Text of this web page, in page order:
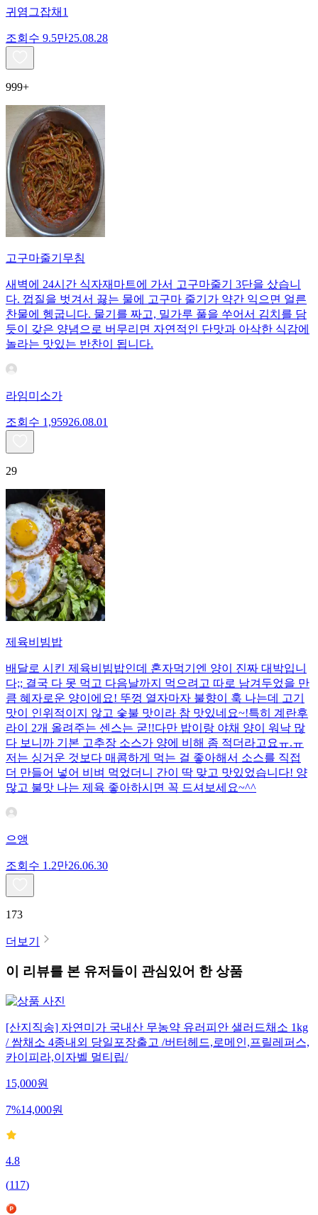
귀염그잡채1
조회수 9.5만25.08.28
999+
고구마줄기무침
새벽에 24시간 식자재마트에 가서 고구마줄기 3단을 샀습니
다. 껍질을 벗겨서 끓는 물에 고구마 줄기가 약간 익으면 얼른
찬물에 헹굽니다. 물기를 짜고, 밀가루 풀을 쑤어서 김치를 담
듯이 갖은 양념으로 버무리면 자연적인 단맛과 아삭한 식감에
놀라는 맛있는 반찬이 됩니다.
라임미소가
조회수 1,95926.08.01
29
제육비빔밥
배달로 시킨 제육비빔밥인데 혼자먹기엔 양이 진짜 대박입니
다;; 결국 다 못 먹고 다음날까지 먹으려고 따로 남겨두었을 만
큼 혜자로운 양이에요! 뚜껑 열자마자 불향이 훅 나는데 고기
맛이 인위적이지 않고 숯불 맛이라 참 맛있네요~!특히 계란후
라이 2개 올려주는 센스는 굳!! ​다만 밥이랑 야채 양이 워낙 많
다 보니까 기본 고추장 소스가 양에 비해 좀 적더라고요ㅠ.ㅠ
저는 싱거운 것보다 매콤하게 먹는 걸 좋아해서 소스를 직접
더 만들어 넣어 비벼 먹었더니 간이 딱 맞고 맛있었습니다! 양
많고 불맛 나는 제육 좋아하시면 꼭 드셔보세요~^^
으앵
조회수 1.2만26.06.30
173
더보기
이 리뷰를 본 유저들이 관심있어 한 상품
[산지직송] 자연미가 국내산 무농약 유러피안 샐러드채소 1kg
/ 쌈채소 4종내외 당일포장출고 /버터헤드,로메인,프릴레퍼스,
카이피라,이자벨 멀티립/
15,000원
7%14,000원
4.8
(117)